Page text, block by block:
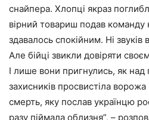
снайпера. Хлопці якраз
вірний товариш подав команду
здавалось спокійним. Ні звуків
Але бійці звикли довіряти
І лише вони пригнулись, як
захисників просвистіла ворожа
смерть, яку послав українцю
разу піймала облизня”, –